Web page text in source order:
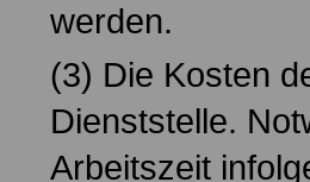
werden.
(3) Die Kosten
Dienststelle.
Arbeitszeit